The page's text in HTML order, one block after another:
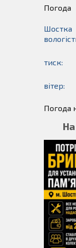
Погода
Шостка
тиск:
вітер:
Погода